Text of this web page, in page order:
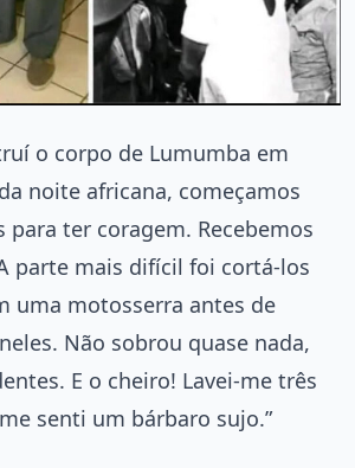
o corpo de Lumumba em
noite africana, começamos
para ter coragem. Recebemos
parte mais difícil foi cortá-los
uma motosserra antes de
Não sobrou quase nada,
E o cheiro! Lavei-me três
senti um bárbaro sujo.”